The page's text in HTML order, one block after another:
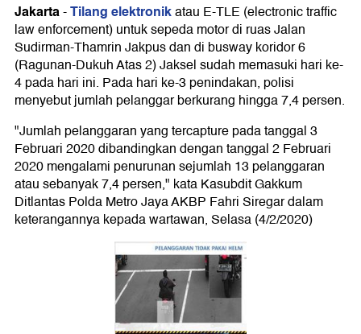
Jakarta-Tilang elektronikatau E-TLE (electronic traffic
law enforcement) untuk sepeda motor di ruas Jalan
Sudirman-Thamrin Jakpus dan di busway koridor 6
(Ragunan-Dukuh Atas 2) Jaksel sudah memasuki hari ke-
4 pada hari ini. Pada hari ke-3 penindakan, polisi
menyebut jumlah pelanggar berkurang hingga 7,4 persen.
"Jumlah pelanggaran yang tercapture pada tanggal 3
Februari 2020 dibandingkan dengan tanggal 2 Februari
2020 mengalami penurunan sejumlah 13 pelanggaran
atau sebanyak 7,4 persen," kata Kasubdit Gakkum
Ditlantas Polda Metro Jaya AKBP Fahri Siregar dalam
keterangannya kepada wartawan, Selasa (4/2/2020)